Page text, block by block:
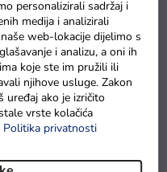
personalizirali sadržaj i
medija i analizirali
web-lokacije dijelimo s
i analizu, a oni ih
koje ste im pružili ili
njihove usluge. Zakon
uređaj ako je izričito
vrste kolačića
Politika privatnosti
x AAA (nisu uključene)
gasa: 22 cm